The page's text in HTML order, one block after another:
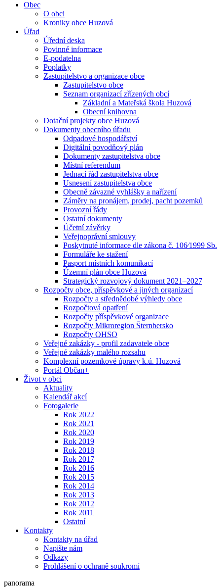
Obec
O obci
Kroniky obce Huzová
Úřad
Úřední deska
Povinné informace
E-podatelna
Poplatky
Zastupitelstvo a organizace obce
Zastupitelstvo obce
Seznam organizací zřízených obcí
Základní a Mateřská škola Huzová
Obecní knihovna
Dotační projekty obce Huzová
Dokumenty obecního úřadu
Odpadové hospodářství
Digitální povodňový plán
Dokumenty zastupitelstva obce
Místní referendum
Jednací řád zastupitelstva obce
Usnesení zastupitelstva obce
Obecně závazné vyhlášky a nařízení
Záměry na pronájem, prodej, pacht pozemků
Provozní řády
Ostatní dokumenty
Účetní závěrky
Veřejnoprávní smlouvy
Poskytnuté informace dle zákona č. 106⁄1999 Sb.
Formuláře ke stažení
Pasport místních komunikací
Územní plán obce Huzová
Strategický rozvojový dokument 2021–2027
Rozpočty obce, příspěvkové a jiných organizací
Rozpočty a střednědobé výhledy obce
Rozpočtová opatření
Rozpočty příspěvkové organizace
Rozpočty Mikroregion Šternbersko
Rozpočty OHSO
Veřejné zakázky - profil zadavatele obce
Veřejné zakázky malého rozsahu
Komplexní pozemkové úpravy k.ú. Huzová
Portál Občan+
Život v obci
Aktuality
Kalendář akcí
Fotogalerie
Rok 2022
Rok 2021
Rok 2020
Rok 2019
Rok 2018
Rok 2017
Rok 2016
Rok 2015
Rok 2014
Rok 2013
Rok 2012
Rok 2011
Ostatní
Kontakty
Kontakty na úřad
Napište nám
Odkazy
Prohlášení o ochraně soukromí
panorama